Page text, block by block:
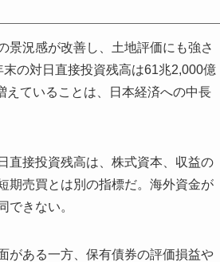
景況感が改善し、土地評価にも強さ
の対日直接投資残高は61兆2,000億
えていることは、日本経済への中長
直接投資残高は、株式資本、収益の
期売買とは別の指標だ。海外資金が
できない。
がある一方、保有債券の評価損益や